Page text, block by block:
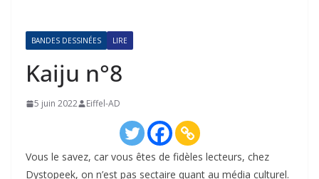
BANDES DESSINÉES LIRE
Kaiju n°8
5 juin 2022 Eiffel-AD
Vous le savez, car vous êtes de fidèles lecteurs, chez
Dystopeek, on n’est pas sectaire quant au média culturel.